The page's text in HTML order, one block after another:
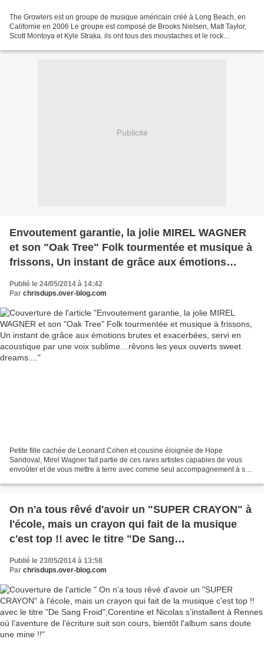
The Growlers est un groupe de musique américain créé à Long Beach, en
Californie en 2006 Le groupe est composé de Brooks Nielsen, Matt Taylor,
Scott Montoya et Kyle Straka. ils ont tous des moustaches et le rock
Publicité
Envoutement garantie, la jolie MIREL WAGNER
et son "Oak Tree" Folk tourmentée et musique à
frissons, Un instant de grâce aux émotions
une voix sublime…rêvons les yeux ouverts
Publié le 24/05/2014 à 14:42
Par chrisdups.over-blog.com
Petite fille cachée de Leonard Cohen et cousine éloignée de Hope
Sandoval, Mirel Wagner fait partie de ces rares artistes capables de vous
envoûter et de vous mettre à terre avec comme seul accompagnement à sa
On n'a tous rêvé d'avoir un "SUPER CRAYON" à
l'école, mais un crayon qui fait de la musique
c'est top !! avec le titre "De Sang
Froid",Corentine et Nicolas s’installent à
Rennes où l’aventure de l'écriture suit son
Publié le 23/05/2014 à 13:58
Par chrisdups.over-blog.com